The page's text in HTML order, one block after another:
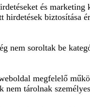
és
biztosítása
nem soroltak be
megfelelő
tárolnak